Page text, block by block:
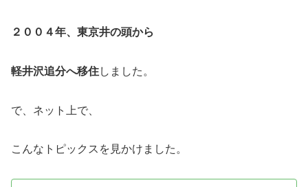
２００４年、東京井の頭から
軽井沢追分へ移住しました。
で、ネット上で、
こんなトピックスを見かけました。